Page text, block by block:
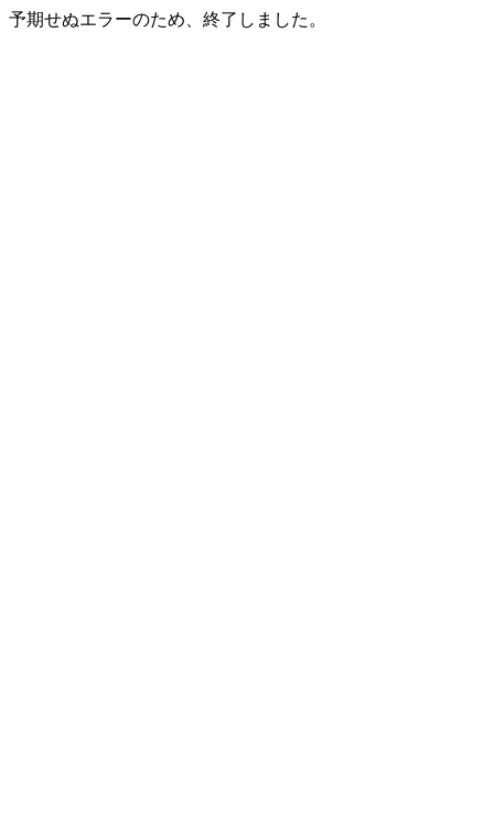
予期せぬエラーのため、終了しました。